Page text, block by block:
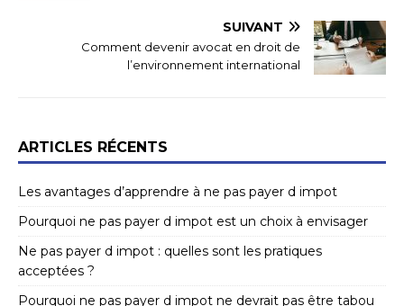
SUIVANT
Comment devenir avocat en droit de
l’environnement international
ARTICLES RÉCENTS
Les avantages d’apprendre à ne pas payer d impot
Pourquoi ne pas payer d impot est un choix à envisager
Ne pas payer d impot : quelles sont les pratiques
acceptées ?
Pourquoi ne pas payer d impot ne devrait pas être tabou